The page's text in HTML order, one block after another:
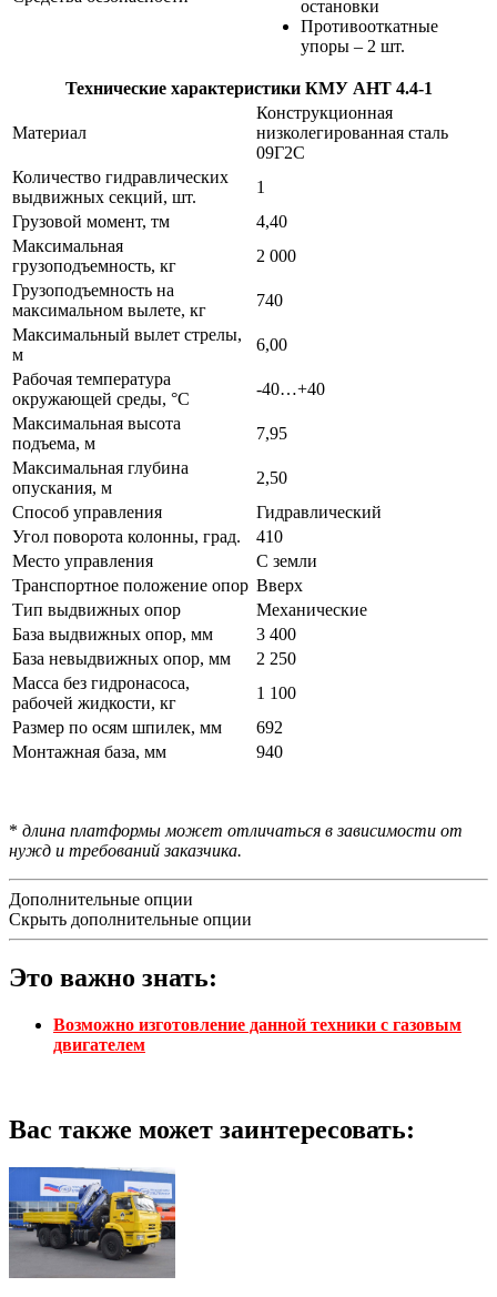
остановки
Противооткатные
упоры – 2 шт.
Технические характеристики КМУ АНТ 4.4-1
Материал
Конструкционная
низколегированная сталь
09Г2С
Количество гидравлических
выдвижных секций, шт.
1
Грузовой момент, тм
4,40
Максимальная
грузоподъемность, кг
2 000
Грузоподъемность на
максимальном вылете, кг
740
Максимальный вылет стрелы,
м
6,00
Рабочая температура
окружающей среды, °C
-40…+40
Максимальная высота
подъема, м
7,95
Максимальная глубина
опускания, м
2,50
Способ управления
Гидравлический
Угол поворота колонны, град.
410
Место управления
С земли
Транспортное положение опор Вверх
Тип выдвижных опор
Механические
База выдвижных опор, мм
3 400
База невыдвижных опор, мм
2 250
Масса без гидронасоса,
рабочей жидкости, кг
1 100
Размер по осям шпилек, мм
692
Монтажная база, мм
940
* длина платформы может отличаться в зависимости от
нужд и требований заказчика.
Дополнительные опции
Скрыть дополнительные опции
Это важно знать:
Возможно изготовление данной техники с газовым
двигателем
Вас также может заинтересовать: